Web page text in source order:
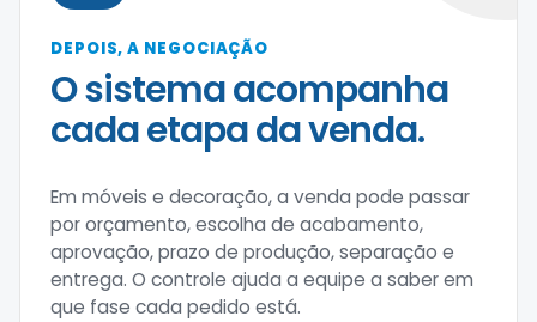
DEPOIS, A NEGOCIAÇÃO
O sistema acompanha
cada etapa da venda.
Em móveis e decoração, a venda pode passar
por orçamento, escolha de acabamento,
aprovação, prazo de produção, separação e
entrega. O controle ajuda a equipe a saber em
que fase cada pedido está.